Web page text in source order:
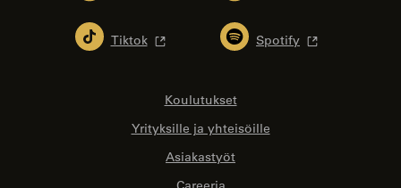
Tiktok Spotify
Koulutukset
Yrityksille ja yhteisöille
Asiakastyöt